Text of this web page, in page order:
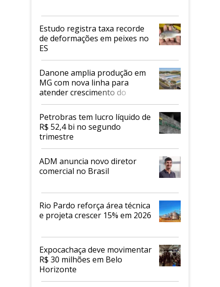
Estudo registra taxa recorde
de deformações em peixes no
ES
Danone amplia produção em
MG com nova linha para
atender crescimento do
mercado de alimentos
proteicos
Petrobras tem lucro líquido de
R$ 52,4 bi no segundo
trimestre
ADM anuncia novo diretor
comercial no Brasil
Rio Pardo reforça área técnica
e projeta crescer 15% em 2026
Expocachaça deve movimentar
R$ 30 milhões em Belo
Horizonte